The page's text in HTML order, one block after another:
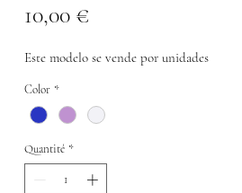
10,00 €
Este modelo se vende por unidades
Color *
Quantité *